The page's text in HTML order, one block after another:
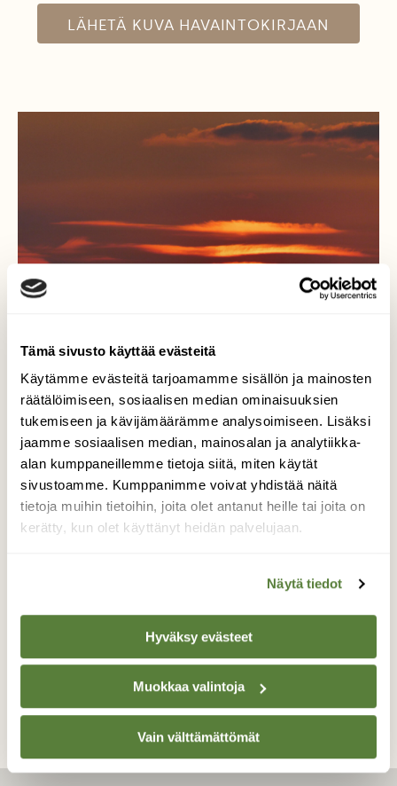
Tämä sivusto käyttää evästeitä
Käytämme evästeitä tarjoamamme sisällön ja mainosten
räätälöimiseen, sosiaalisen median ominaisuuksien
tukemiseen ja kävijämäärämme analysoimiseen. Lisäksi
jaamme sosiaalisen median, mainosalan ja analytiikka-
alan kumppaneillemme tietoja siitä, miten käytät
sivustoamme. Kumppanimme voivat yhdistää näitä
tietoja muihin tietoihin, joita olet antanut heille tai joita on
kerätty, kun olet käyttänyt heidän palvelujaan.
Näytä tiedot
Hyväksy evästeet
Muokkaa valintoja
Vain välttämättömät
LÄHETÄ KUVA HAVAINTOKIRJAAN
Ilta
Aurinko painui mailleen värikkäästi elokuun
lopulla.
TAKAISIN LISTAAN